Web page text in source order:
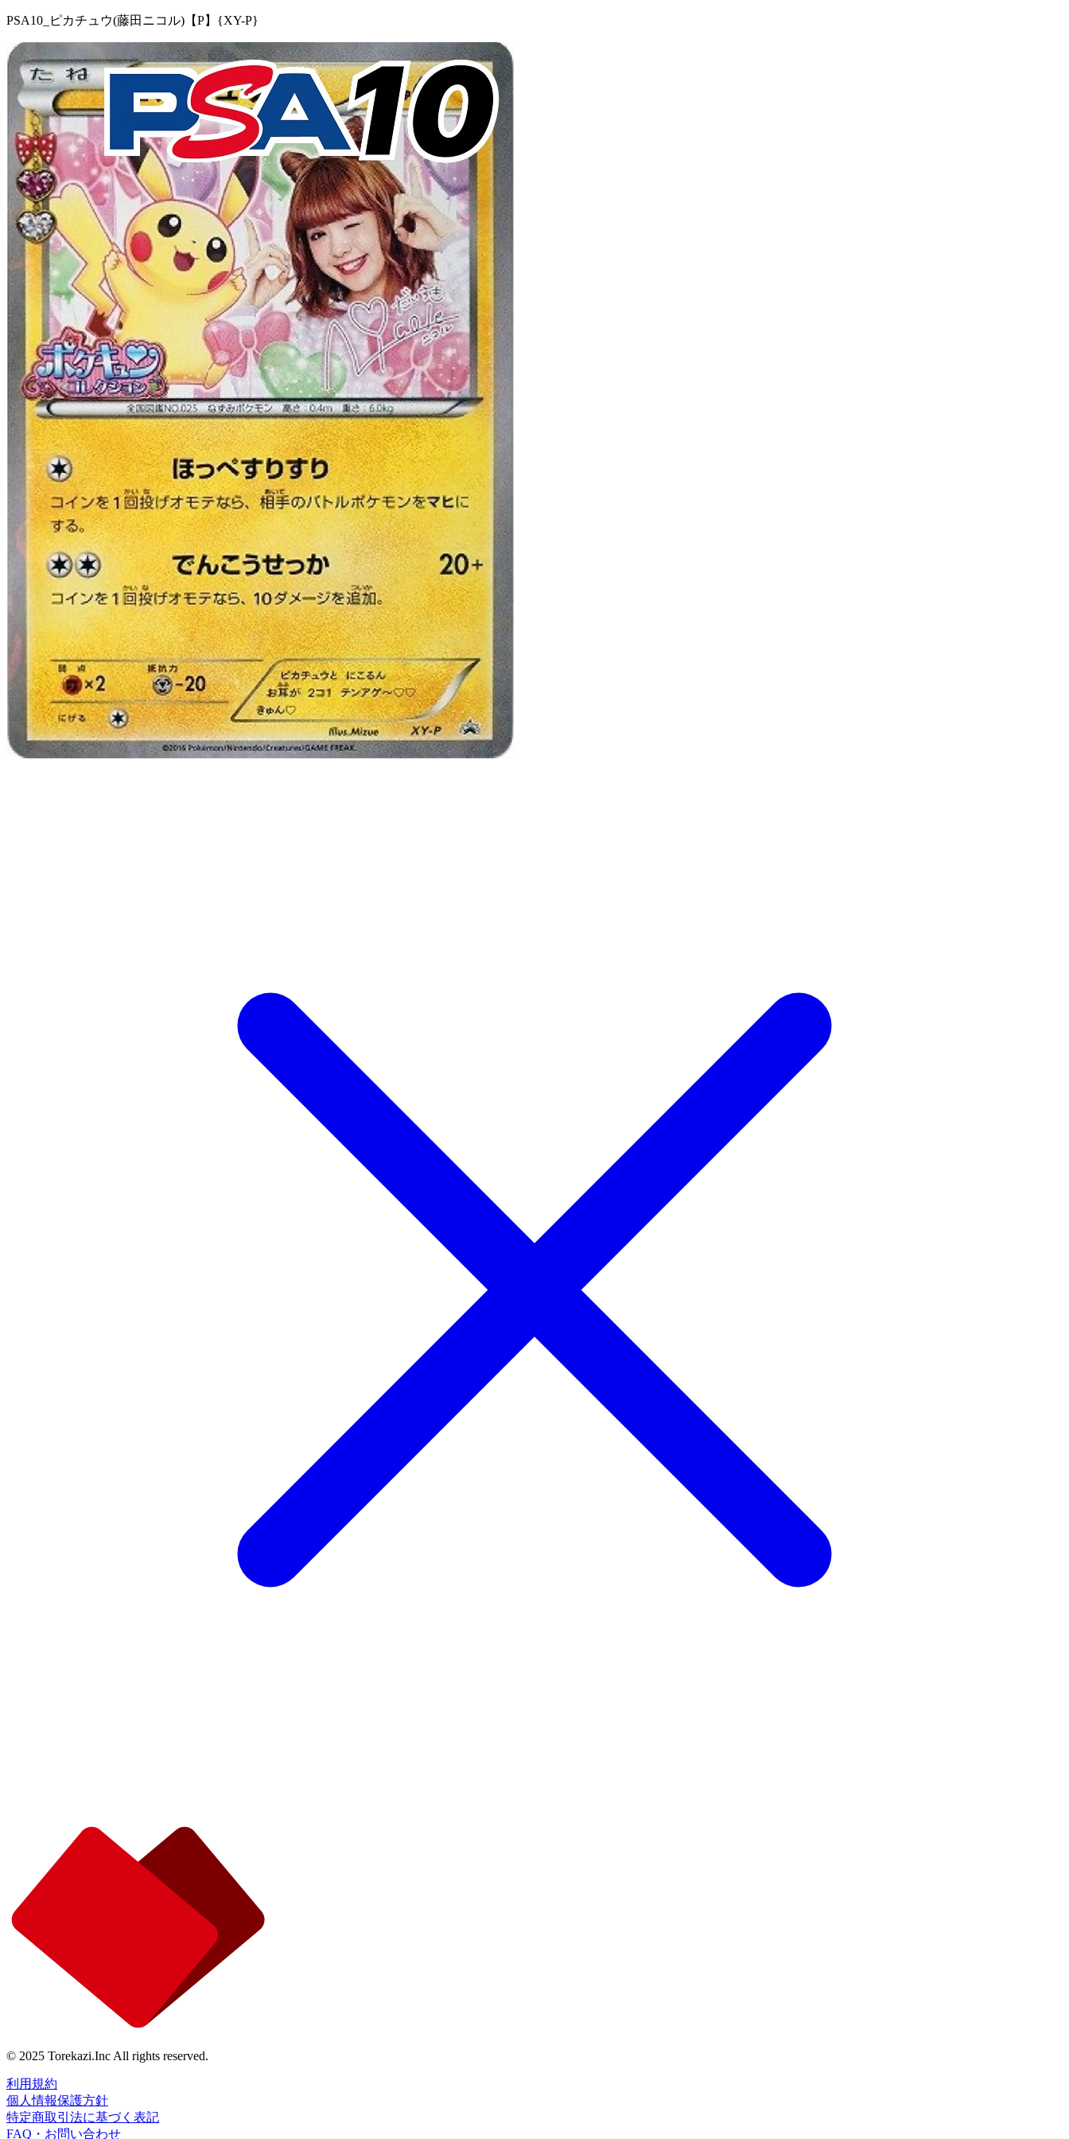
PSA10_ピカチュウ(藤田ニコル)【P】{XY-P}
© 2025 Torekazi.Inc All rights reserved.
利用規約
個人情報保護方針
特定商取引法に基づく表記
FAQ・お問い合わせ